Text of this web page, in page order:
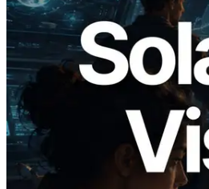
2026.05.24
Validators Solutions
Analyzer —
produção de bloco por
responsável